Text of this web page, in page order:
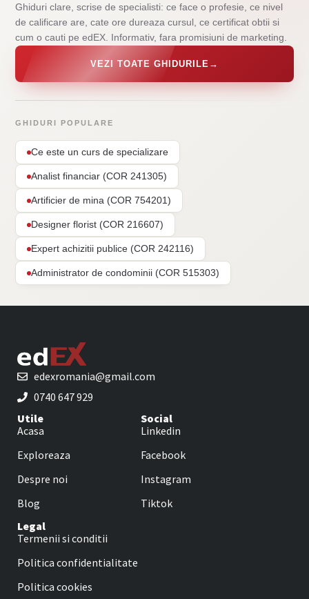
Ghiduri clare, scrise de specialisti: ce face o profesie, ce nivel
de calificare are, cate ore dureaza cursul, ce certificat obtii si
cum o cauti pe edEX. Informativ, fara promisiuni de marketing.
VEZI TOATE GHIDURILE →
GHIDURI POPULARE
Ce este un curs de specializare
Analist financiar (COR 241305)
Artificier de mina (COR 754201)
Designer florist (COR 216607)
Expert achizitii publice (COR 242116)
Administrator de condominii (COR 515303)
edexromania@gmail.com
0740 647 929
Utile
Acasa
Exploreaza
Despre noi
Blog
Social
Linkedin
Facebook
Instagram
Tiktok
Legal
Termenii si conditii
Politica confidentialitate
Politica cookies